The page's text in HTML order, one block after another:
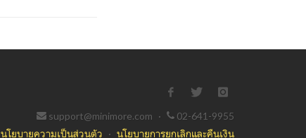
support@minimore.com ·
02-641-9955
นโยบายความเป็นส่วนตัว · นโยบายการยกเลิกและคืนเงิน